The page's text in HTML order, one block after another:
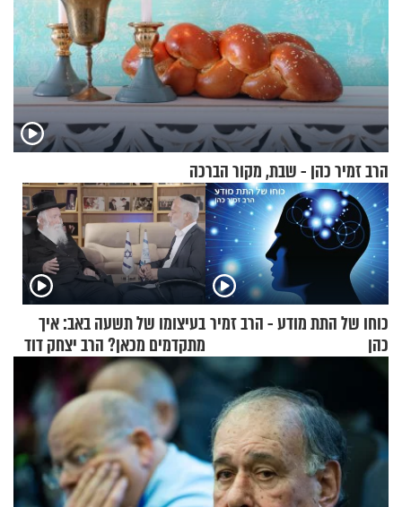
הרב זמיר כהן - שבת, מקור הברכה
כוחו של התת מודע - הרב זמיר
כהן
בעיצומו של תשעה באב: איך
מתקדמים מכאן? הרב יצחק דוד
גרוסמן בשיחה מיוחדת